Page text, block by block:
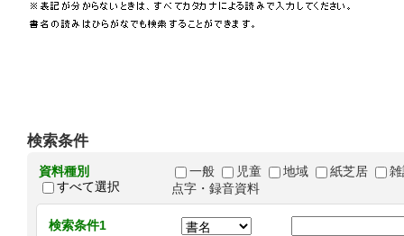
検索条件
資料種別
すべて選択
一般 児童 地域 紙芝居
点字・録音資料
検索条件1